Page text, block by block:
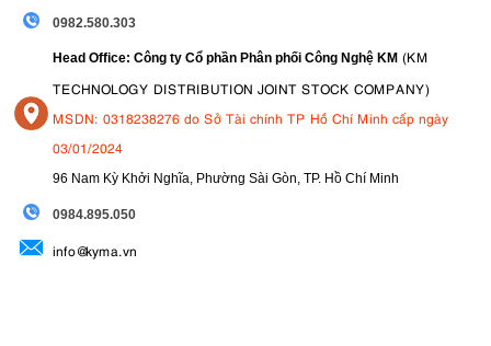
0982.580.303
Head Office: Công ty Cổ phần Phân phối Công Nghệ KM (KM
TECHNOLOGY DISTRIBUTION JOINT STOCK COMPANY)
MSDN: 0318238276 do Sở Tài chính TP Hồ Chí Minh cấp ngày
03/01/2024
96 Nam Kỳ Khởi Nghĩa, Phường Sài Gòn, TP. Hồ Chí Minh
0984.895.050
info@kyma.vn